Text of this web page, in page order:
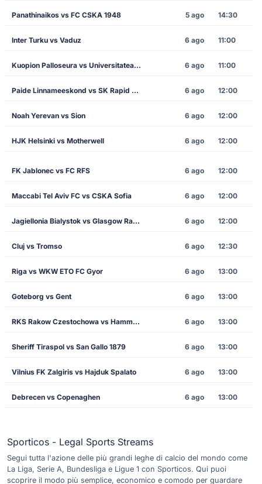
Panathinaikos vs FC CSKA 1948 5 ago 14:30
Inter Turku vs Vaduz 6 ago 11:00
Kuopion Palloseura vs Universitatea Craiova 6 ago 11:00
Paide Linnameeskond vs SK Rapid Vienna 6 ago 12:00
Noah Yerevan vs Sion 6 ago 12:00
HJK Helsinki vs Motherwell 6 ago 12:00
FK Jablonec vs FC RFS 6 ago 12:00
Maccabi Tel Aviv FC vs CSKA Sofia 6 ago 12:00
Jagiellonia Bialystok vs Glasgow Rangers 6 ago 12:00
Cluj vs Tromso 6 ago 12:30
Riga vs WKW ETO FC Gyor 6 ago 13:00
Goteborg vs Gent 6 ago 13:00
RKS Rakow Czestochowa vs Hammarby 6 ago 13:00
Sheriff Tiraspol vs San Gallo 1879 6 ago 13:00
Vilnius FK Zalgiris vs Hajduk Spalato 6 ago 13:00
Debrecen vs Copenaghen 6 ago 13:00
Sporticos - Legal Sports Streams
Segui tutta l'azione delle più grandi leghe di calcio del mondo come
La Liga, Serie A, Bundesliga e Ligue 1 con Sporticos. Qui puoi
scoprire il modo più semplice, economico e comodo per guardare